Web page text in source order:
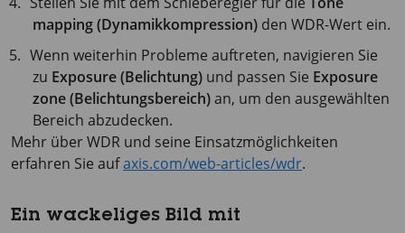
mapping (Dynamikkompression) den WDR-Wert ein.
Wenn weiterhin Probleme auftreten, navigieren Sie
zu Exposure (Belichtung) und passen Sie Exposure
zone (Belichtungsbereich)an, um den ausgewählten
Bereich abzudecken.
Mehr über WDR und seine Einsatzmöglichkeiten
erfahren Sie aufaxis.com/web-articles/wdr.
Ein wackeliges Bild mit